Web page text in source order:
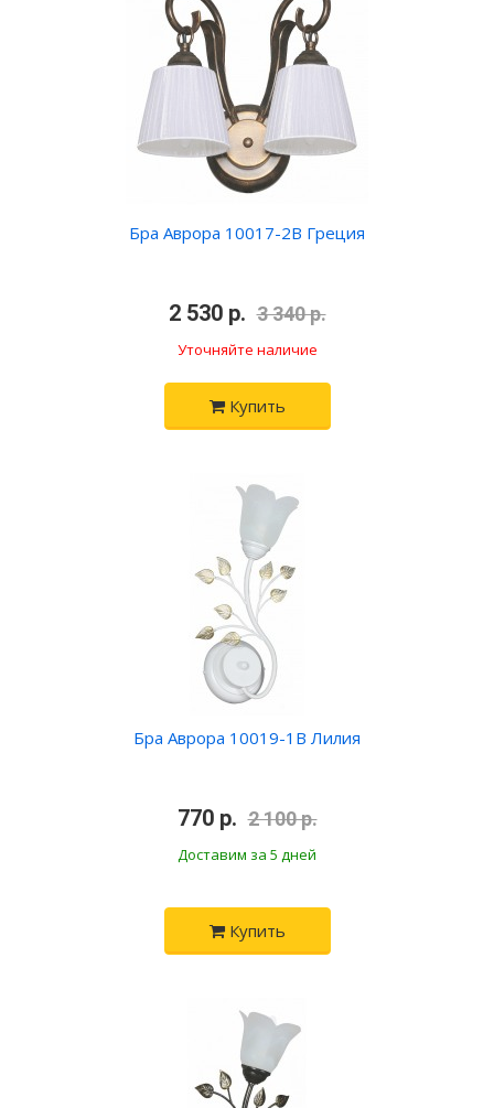
Бра Аврора 10017-2B Греция
2 530 р. 3 340 р.
Уточняйте наличие
Купить
Бра Аврора 10019-1B Лилия
770 р. 2 100 р.
Доставим за 5 дней
Купить